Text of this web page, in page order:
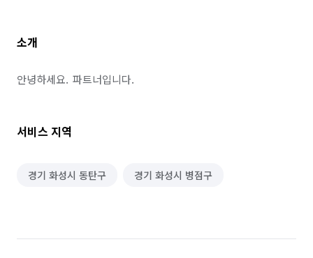
소개
안녕하세요.  파트너입니다.
서비스 지역
경기 화성시 동탄구 경기 화성시 병점구